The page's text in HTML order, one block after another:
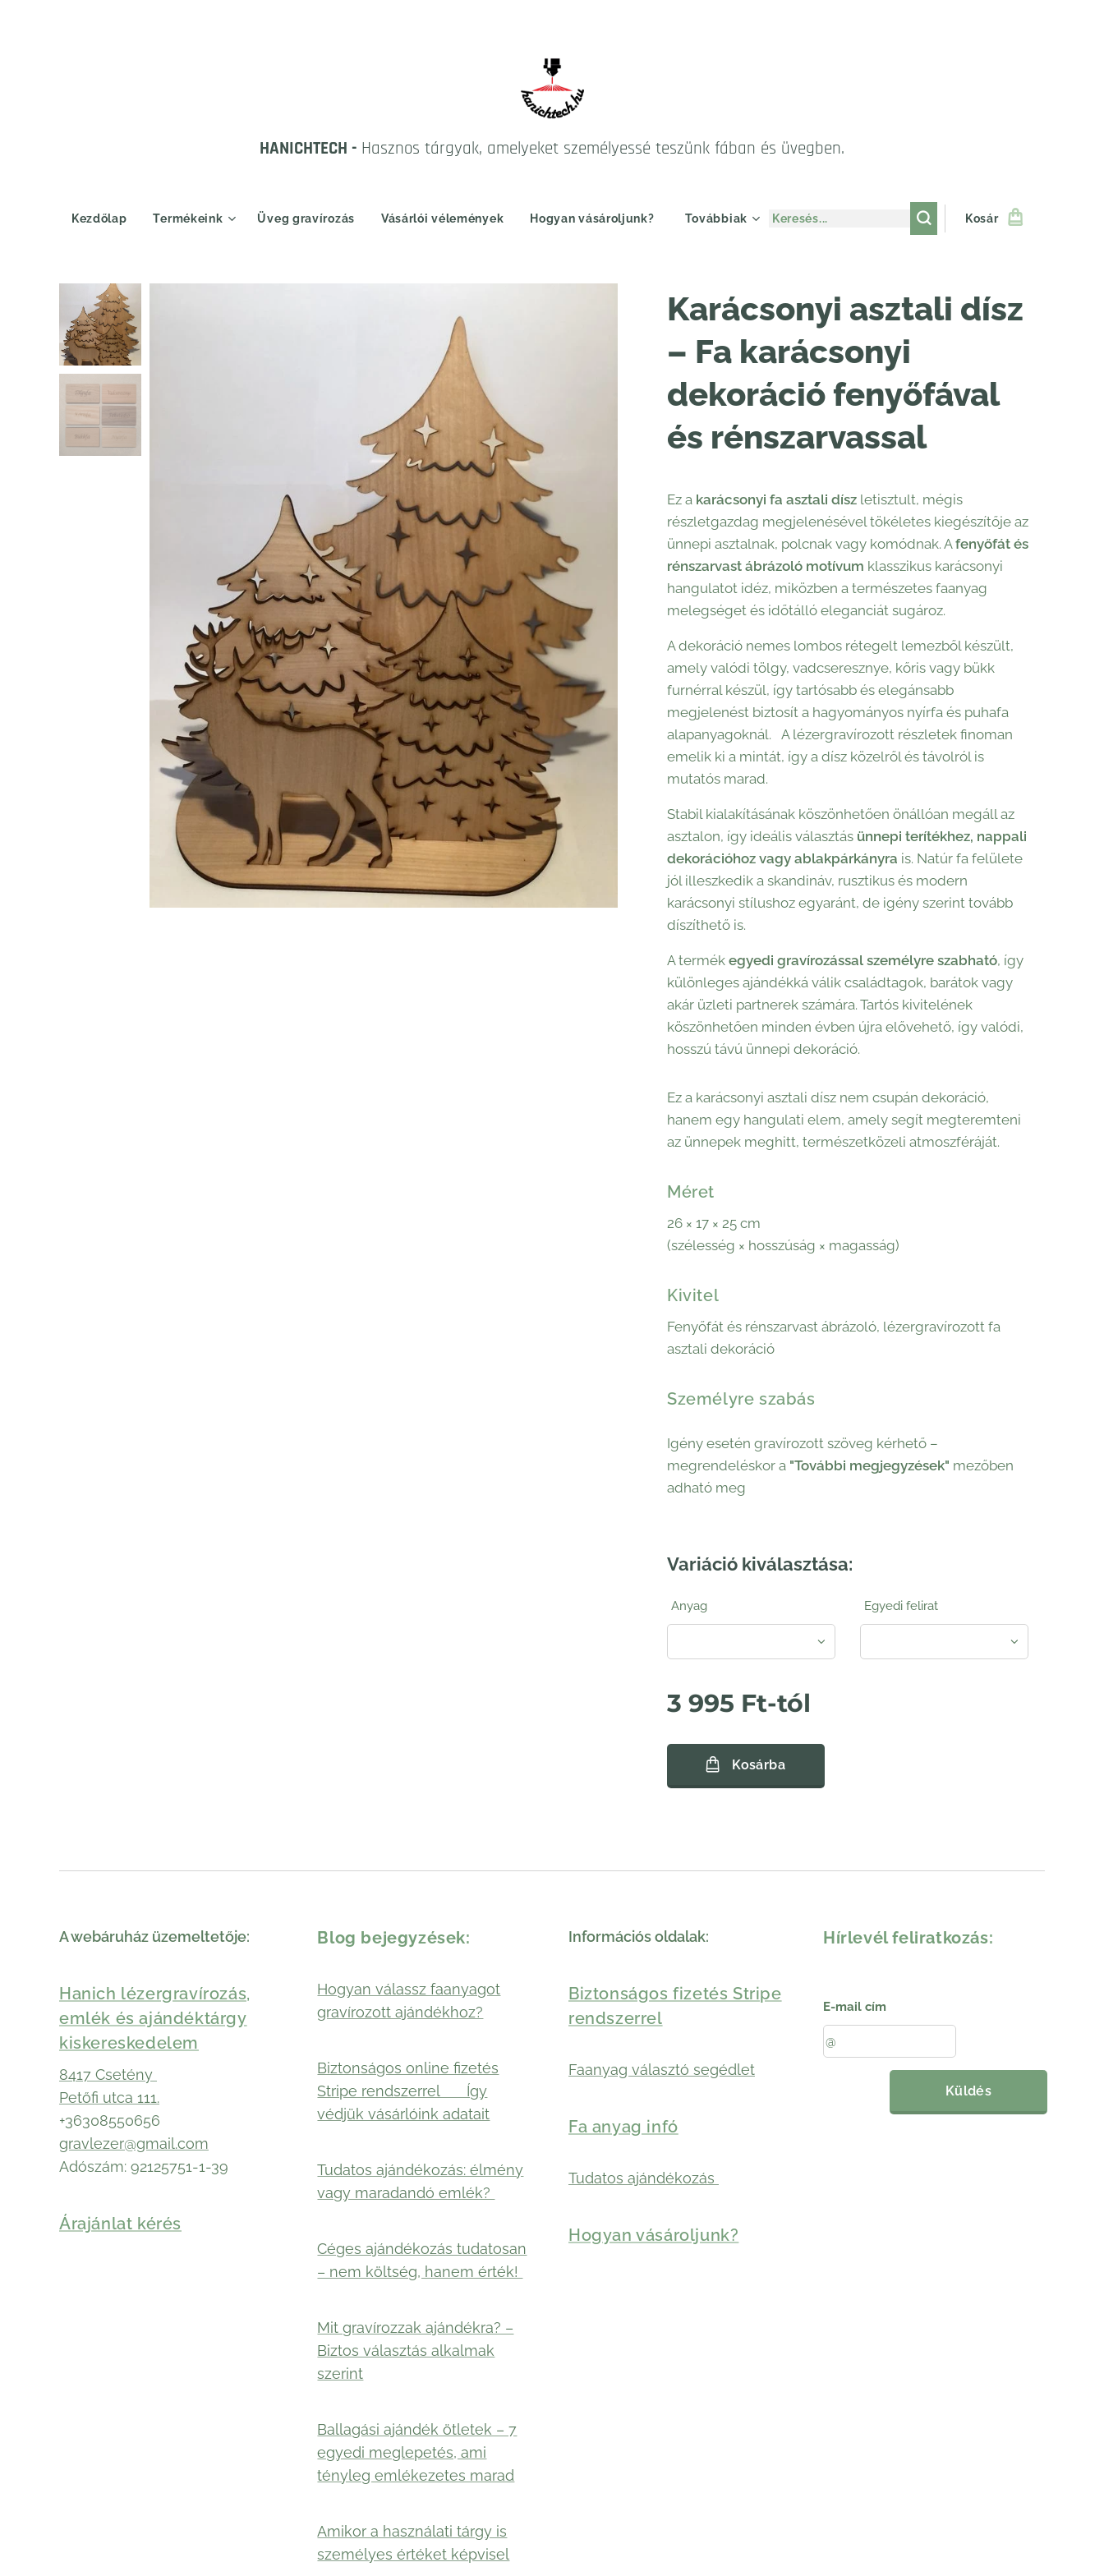
HANICHTECH - Hasznos tárgyak, amelyeket személyessé teszünk fában és üvegben.
Kezdőlap Termékeink Üveg gravírozás Vásárlói vélemények Hogyan vásároljunk? Továbbiak Kosár
Karácsonyi asztali dísz
– Fa karácsonyi
dekoráció fenyőfával
és rénszarvassal
Ez a karácsonyi fa asztali dísz letisztult, mégis
részletgazdag megjelenésével tökéletes kiegészítője az
ünnepi asztalnak, polcnak vagy komódnak. Afenyőfát és
rénszarvast ábrázoló motívum klasszikus karácsonyi
hangulatot idéz, miközben a természetes faanyag
melegséget és időtálló eleganciát sugároz.
A dekoráció nemes lombos rétegelt lemezből készült,
amely valódi tölgy, vadcseresznye, kőris vagy bükk
furnérral készül, így tartósabb és elegánsabb
megjelenést biztosít a hagyományos nyírfa és puhafa
alapanyagoknál. A lézergravírozott részletek finoman
emelik ki a mintát, így a dísz közelről és távolról is
mutatós marad.
Stabil kialakításának köszönhetően önállóan megáll az
asztalon, így ideális választás ünnepi terítékhez, nappali
dekorációhoz vagy ablakpárkányra is. Natúr fa felülete
jól illeszkedik a skandináv, rusztikus és modern
karácsonyi stílushoz egyaránt, de igény szerint tovább
díszíthető is.
A termék egyedi gravírozással személyre szabható, így
különleges ajándékká válik családtagok, barátok vagy
akár üzleti partnerek számára. Tartós kivitelének
köszönhetően minden évben újra elővehető, így valódi,
hosszú távú ünnepi dekoráció.
Ez a karácsonyi asztali dísz nem csupán dekoráció,
hanem egy hangulati elem, amely segít megteremteni
az ünnepek meghitt, természetközeli atmoszféráját.
Méret
26 × 17 × 25 cm
(szélesség × hosszúság × magasság)
Kivitel
Fenyőfát és rénszarvast ábrázoló, lézergravírozott fa
asztali dekoráció
Személyre szabás
Igény esetén gravírozott szöveg kérhető –
megrendeléskor a "További megjegyzések" mezőben
adható meg
Variáció kiválasztása:
Anyag Egyedi felirat
3 995 Ft-tól
Kosárba
A webáruház üzemeltetője:
Hanich lézergravírozás,
emlék és ajándéktárgy
kiskereskedelem
8417 Csetény
Petőfi utca 111.
+36308550656
gravlezer@gmail.com
Adószám: 92125751-1-39
Árajánlat kérés
Blog bejegyzések:
Hogyan válassz faanyagot
gravírozott ajándékhoz?
Biztonságos online fizetés
Stripe rendszerrel 🛡️ Így
védjük vásárlóink adatait
Tudatos ajándékozás: élmény
vagy maradandó emlék?
Céges ajándékozás tudatosan
– nem költség, hanem érték!
Mit gravírozzak ajándékra? –
Biztos választás alkalmak
szerint
Ballagási ajándék ötletek – 7
egyedi meglepetés, ami
tényleg emlékezetes marad
Amikor a használati tárgy is
személyes értéket képvisel
Információs oldalak:
Biztonságos fizetés Stripe
rendszerrel
Faanyag választó segédlet
Fa anyag infó
Tudatos ajándékozás
Hogyan vásároljunk?
Hírlevél feliratkozás:
E-mail cím
Küldés